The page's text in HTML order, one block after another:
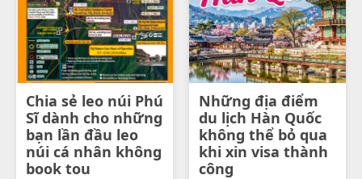
Chia sẻ leo núi Phú
Sĩ dành cho những
bạn lần đầu leo
núi cá nhân không
book tou
Những địa điểm
du lịch Hàn Quốc
không thể bỏ qua
khi xin visa thành
công